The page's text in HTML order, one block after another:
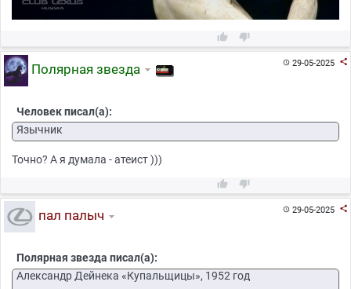
 
29-05-2025 
Полярная звезда
Человек писал(а):
Язычник
Точно? А я думала - атеист )))
 
29-05-2025 
пал палыч
Полярная звезда писал(а):
Александр Дейнека «Купальщицы», 1952 год